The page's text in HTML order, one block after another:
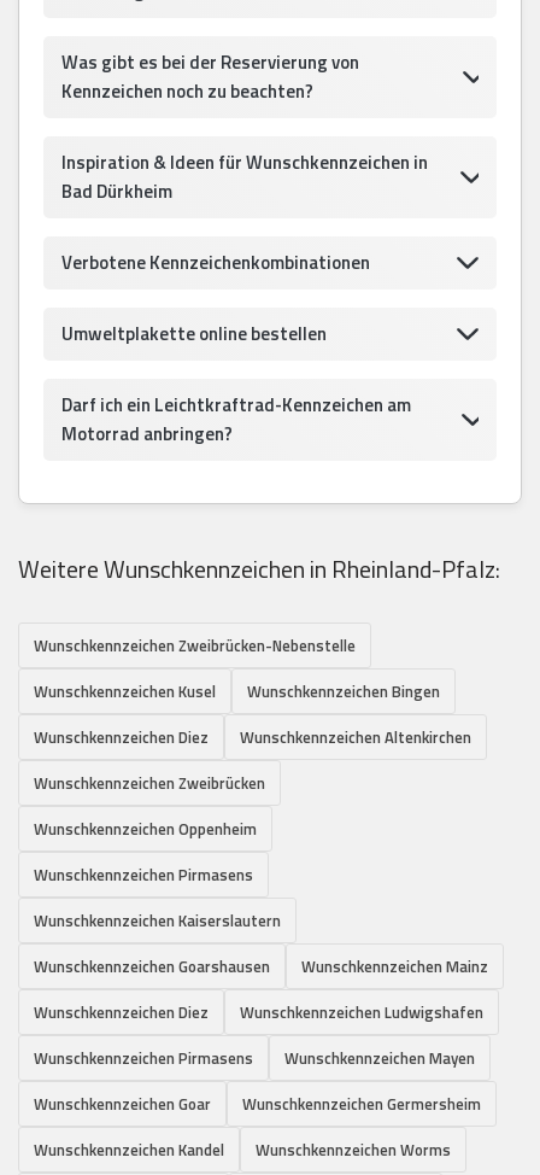
Was gibt es bei der Reservierung von
Kennzeichen noch zu beachten?
Inspiration & Ideen für Wunschkennzeichen in
Bad Dürkheim
Verbotene Kennzeichenkombinationen
Umweltplakette online bestellen
Darf ich ein Leichtkraftrad-Kennzeichen am
Motorrad anbringen?
Weitere Wunschkennzeichen in Rheinland-Pfalz:
Wunschkennzeichen Zweibrücken-Nebenstelle
Wunschkennzeichen Kusel
Wunschkennzeichen Bingen
Wunschkennzeichen Diez
Wunschkennzeichen Altenkirchen
Wunschkennzeichen Zweibrücken
Wunschkennzeichen Oppenheim
Wunschkennzeichen Pirmasens
Wunschkennzeichen Kaiserslautern
Wunschkennzeichen Goarshausen
Wunschkennzeichen Mainz
Wunschkennzeichen Diez
Wunschkennzeichen Ludwigshafen
Wunschkennzeichen Pirmasens
Wunschkennzeichen Mayen
Wunschkennzeichen Goar
Wunschkennzeichen Germersheim
Wunschkennzeichen Kandel
Wunschkennzeichen Worms